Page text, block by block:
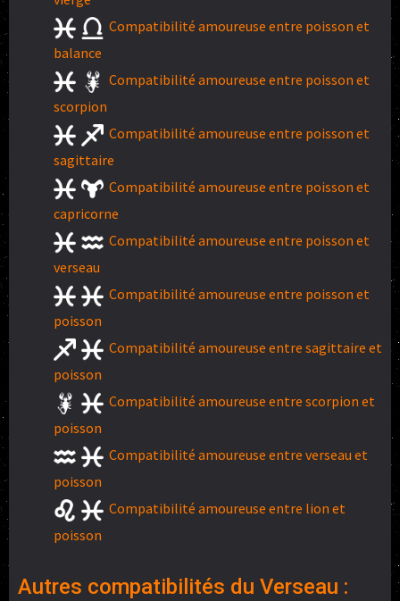
Compatibilité amoureuse entre poisson et
balance
Compatibilité amoureuse entre poisson et
scorpion
Compatibilité amoureuse entre poisson et
sagittaire
Compatibilité amoureuse entre poisson et
capricorne
Compatibilité amoureuse entre poisson et
verseau
Compatibilité amoureuse entre poisson et
poisson
Compatibilité amoureuse entre sagittaire et
poisson
Compatibilité amoureuse entre scorpion et
poisson
Compatibilité amoureuse entre verseau et
poisson
Compatibilité amoureuse entre lion et
poisson
Autres compatibilités du Verseau :